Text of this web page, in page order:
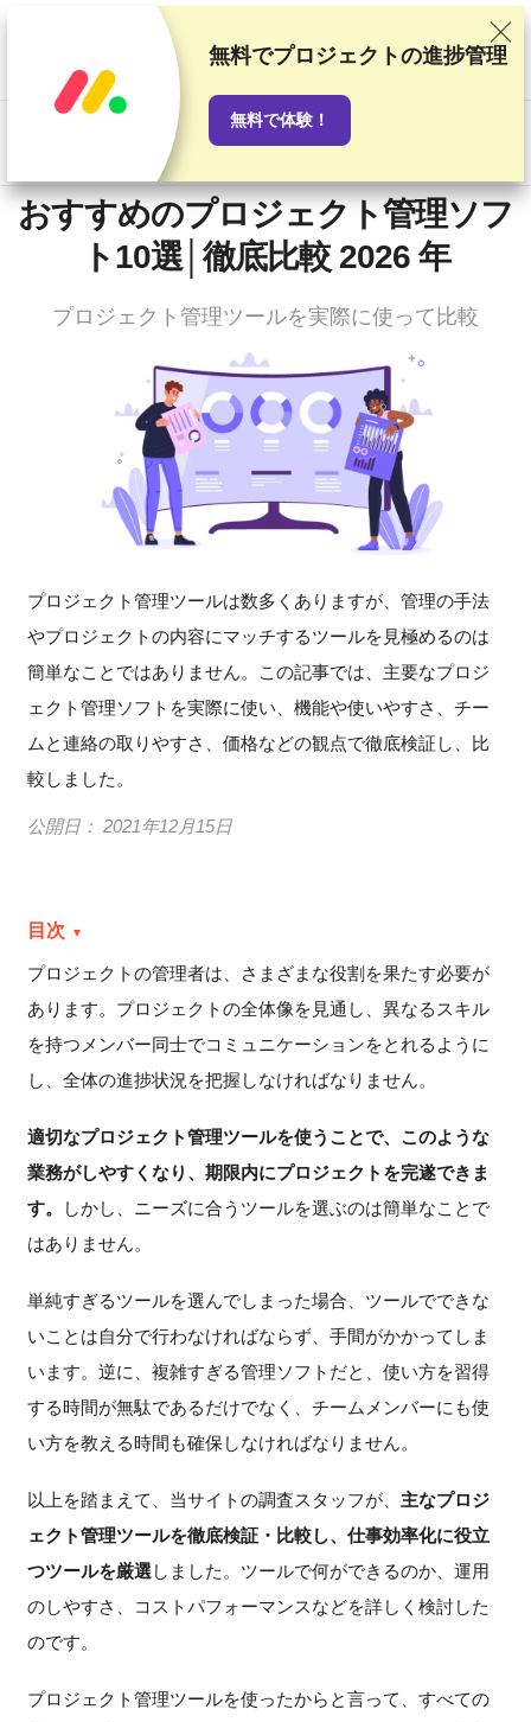
当サイトでは徹底した検証と調査をもとにおすすめランキングを
作成していますが、読者の皆さまからのご意見やプロバイダとの
商業契約も考慮しています。このページにはアフィリエイトリン
クが含まれます。
「広告に関する情報開示」
おすすめのプロジェクト管理ソフ
ト10選│徹底比較 2026 年
プロジェクト管理ツールを実際に使って比較
プロジェクト管理ツールは数多くありますが、管理の手法
やプロジェクトの内容にマッチするツールを見極めるのは
簡単なことではありません。この記事では、主要なプロジ
ェクト管理ソフトを実際に使い、機能や使いやすさ、チー
ムと連絡の取りやすさ、価格などの観点で徹底検証し、比
較しました。
公開日： 2021年12月15日
目次
プロジェクトの管理者は、さまざまな役割を果たす必要が
あります。プロジェクトの全体像を見通し、異なるスキル
を持つメンバー同士でコミュニケーションをとれるように
し、全体の進捗状況を把握しなければなりません。
適切なプロジェクト管理ツールを使うことで、このような
業務がしやすくなり、期限内にプロジェクトを完遂できま
す。
しかし、ニーズに合うツールを選ぶのは簡単なことで
はありません。
単純すぎるツールを選んでしまった場合、ツールでできな
いことは自分で行わなければならず、手間がかかってしま
います。逆に、複雑すぎる管理ソフトだと、使い方を習得
する時間が無駄であるだけでなく、チームメンバーにも使
い方を教える時間も確保しなければなりません。
以上を踏まえて、当サイトの調査スタッフが、 主なプロジ
ェクト管理ツールを徹底検証・比較し、仕事効率化に役立
つツールを厳選 しました。ツールで何ができるのか、運用
のしやすさ、コストパフォーマンスなどを詳しく検討した
のです。
プロジェクト管理ツールを使ったからと言って、すべての
無料でプロジェクトの進捗管理
無料で体験！